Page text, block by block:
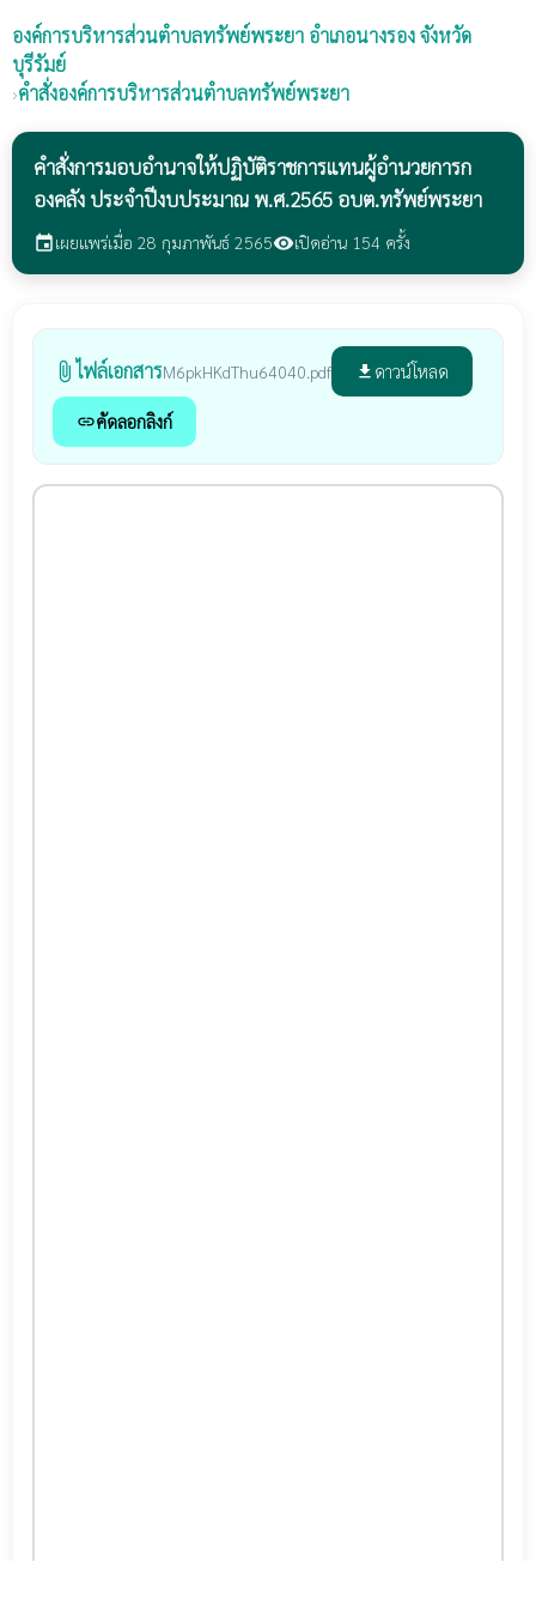
องค์การบริหารส่วนตำบลทรัพย์พระยา อำเภอนางรอง จังหวัด
บุรีรัมย์
›คำสั่งองค์การบริหารส่วนตำบลทรัพย์พระยา
คำสั่งการมอบอำนาจให้ปฏิบัติราชการแทนผู้อำนวยการก
องคลัง ประจำปีงบประมาณ พ.ศ.2565 อบต.ทรัพย์พระยา
eventเผยแพร่เมื่อ 28 กุมภาพันธ์ 2565visibilityเปิดอ่าน 154 ครั้ง
attach_file ไฟล์เอกสารM6pkHKdThu64040.pdf file_download ดาวน์โหลด
linkคัดลอกลิงก์